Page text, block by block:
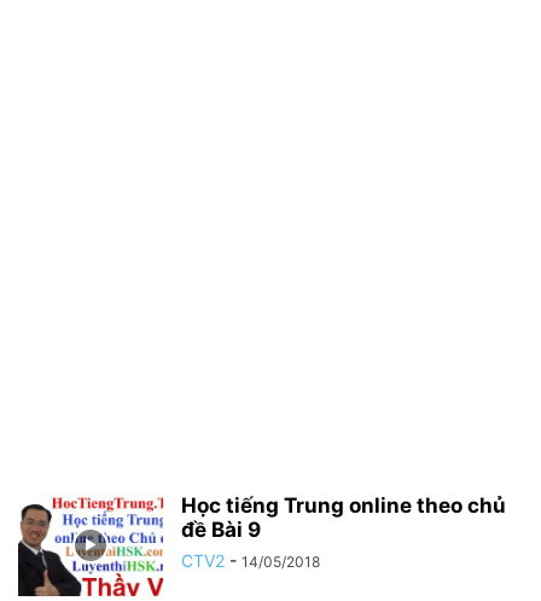
Học tiếng Trung online theo chủ
đề Bài 9
CTV2 - 14/05/2018